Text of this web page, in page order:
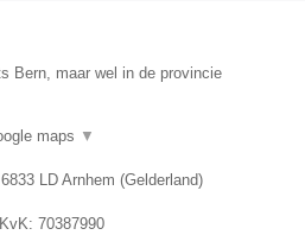
Bern, maar wel in de provincie
maps ▼
6833 LD Arnhem (Gelderland)
KvK: 70387990